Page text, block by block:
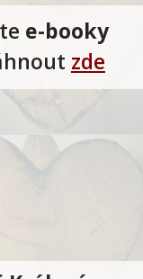
e-booky
zde